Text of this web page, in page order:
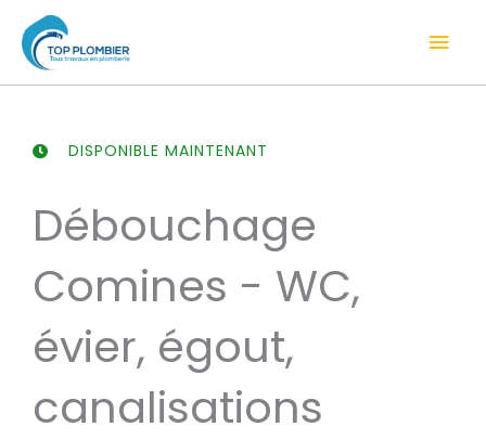
contenu
DISPONIBLE MAINTENANT
Débouchage
Comines - WC,
évier, égout,
canalisations